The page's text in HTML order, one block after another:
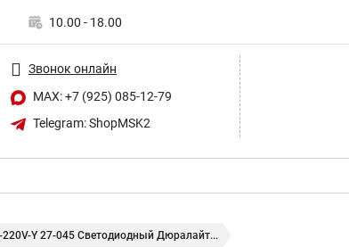
10.00 - 18.00
Звонок онлайн
MAX: +7 (925) 085-12-79
Telegram: ShopMSK2
220V-Y 27-045 Светодиодный Дюралайт...